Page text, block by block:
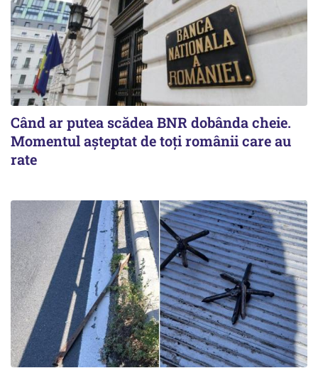
Când ar putea scădea BNR dobânda cheie.
Momentul aşteptat de toţi românii care au
rate